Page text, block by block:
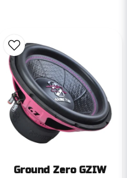
Ground Zero GZIW